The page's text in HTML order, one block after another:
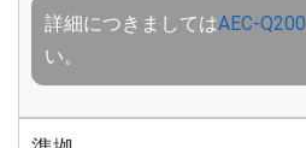
詳細につきましてはAEC-Q200
い。